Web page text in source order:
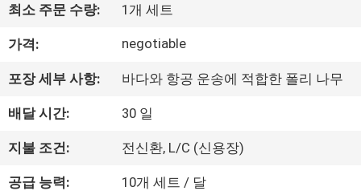
여
공
장
여
최소 주문 수량: 1개 세트
가격: negotiable
포장 세부 사항: 바다와 항공 운송에 적합한 폴리 나무
배달 시간: 30 일
지불 조건: 전신환, L/C (신용장)
공급 능력: 10개 세트 / 달